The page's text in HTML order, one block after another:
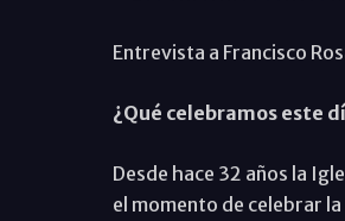
Entrevista a Francisco
¿Qué celebramos este
Desde hace 32 años la
el momento de celebrar